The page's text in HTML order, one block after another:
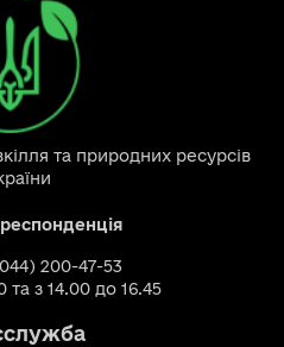
та природних ресурсів
200-47-53
та з 14.00 до 16.45